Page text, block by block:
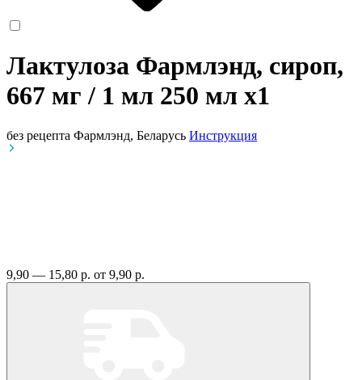
Лактулоза Фармлэнд, сироп,
667 мг / 1 мл 250 мл x1
без рецепта Фармлэнд, Беларусь Инструкция
9,90 — 15,80 р. от 9,90 р.